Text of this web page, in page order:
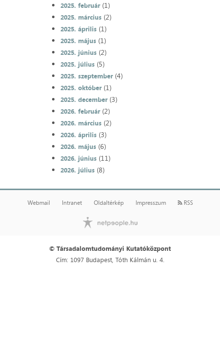
2025. február(1)
2025. március(2)
2025. április(1)
2025. május(1)
2025. június(2)
2025. július(5)
2025. szeptember(4)
2025. október(1)
2025. december(3)
2026. február(2)
2026. március(2)
2026. április(3)
2026. május(6)
2026. június(11)
2026. július(8)
Webmail Intranet Oldaltérkép Impresszum RSS
© Társadalomtudományi Kutatóközpont
Cím: 1097 Budapest, Tóth Kálmán u. 4.